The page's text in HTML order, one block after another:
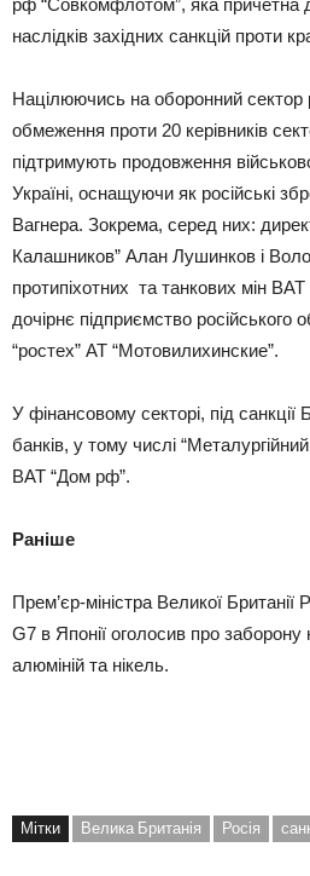
рф “Совкомфлотом”, яка причетна
наслідків західних санкцій проти
Націлюючись на оборонний сектор
обмеження проти 20 керівників
підтримують продовження
Україні, оснащуючи як російські
Вагнера. Зокрема, серед них:
Калашников” Алан Лушинков і
протипіхотних та танкових мін
дочірнє підприємство російського
“ростех” АТ “Мотовилихинские”.
У фінансовому секторі, під санкції
банків, у тому числі
ВАТ “Дом рф”.
Раніше
Прем’єр-міністра Великої
G7 в Японії оголосив про заборону
алюміній та нікель.
Мітки Велика Британія Росія